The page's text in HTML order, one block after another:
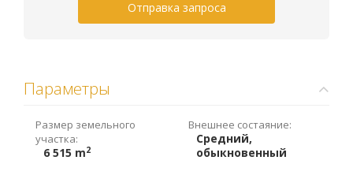
Отправка запроса
Параметры
Размер земельного
участка:
6 515 m2
Внешнее состаяние:
Средний,
обыкновенный